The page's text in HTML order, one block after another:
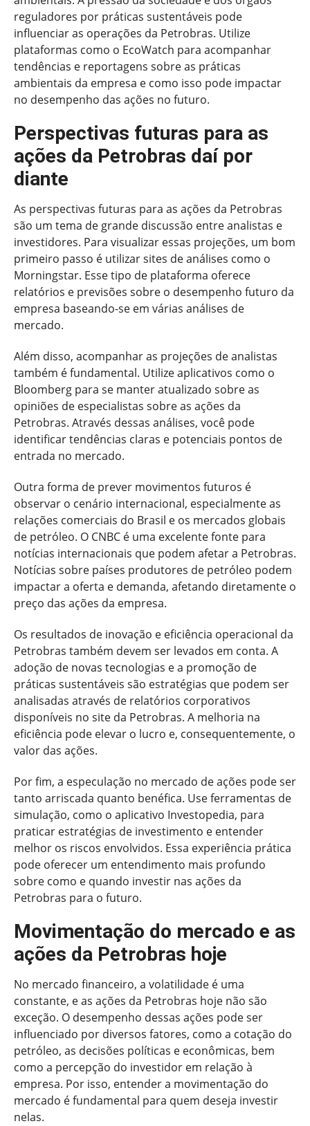
reguladores por práticas sustentáveis pode
influenciar as operações da Petrobras. Utilize
plataformas como o EcoWatch para acompanhar
tendências e reportagens sobre as práticas
ambientais da empresa e como isso pode impactar
no desempenho das ações no futuro.
Perspectivas futuras para as
ações da Petrobras daí por
diante
As perspectivas futuras para as ações da Petrobras
são um tema de grande discussão entre analistas e
investidores. Para visualizar essas projeções, um bom
primeiro passo é utilizar sites de análises como o
Morningstar. Esse tipo de plataforma oferece
relatórios e previsões sobre o desempenho futuro da
empresa baseando-se em várias análises de
mercado.
Além disso, acompanhar as projeções de analistas
também é fundamental. Utilize aplicativos como o
Bloomberg para se manter atualizado sobre as
opiniões de especialistas sobre as ações da
Petrobras. Através dessas análises, você pode
identificar tendências claras e potenciais pontos de
entrada no mercado.
Outra forma de prever movimentos futuros é
observar o cenário internacional, especialmente as
relações comerciais do Brasil e os mercados globais
de petróleo. O CNBC é uma excelente fonte para
notícias internacionais que podem afetar a Petrobras.
Notícias sobre países produtores de petróleo podem
impactar a oferta e demanda, afetando diretamente o
preço das ações da empresa.
Os resultados de inovação e eficiência operacional da
Petrobras também devem ser levados em conta. A
adoção de novas tecnologias e a promoção de
práticas sustentáveis são estratégias que podem ser
analisadas através de relatórios corporativos
disponíveis no site da Petrobras. A melhoria na
eficiência pode elevar o lucro e, consequentemente, o
valor das ações.
Por fim, a especulação no mercado de ações pode ser
tanto arriscada quanto benéfica. Use ferramentas de
simulação, como o aplicativo Investopedia, para
praticar estratégias de investimento e entender
melhor os riscos envolvidos. Essa experiência prática
pode oferecer um entendimento mais profundo
sobre como e quando investir nas ações da
Petrobras para o futuro.
Movimentação do mercado e as
ações da Petrobras hoje
No mercado financeiro, a volatilidade é uma
constante, e as ações da Petrobras hoje não são
exceção. O desempenho dessas ações pode ser
influenciado por diversos fatores, como a cotação do
petróleo, as decisões políticas e econômicas, bem
como a percepção do investidor em relação à
empresa. Por isso, entender a movimentação do
mercado é fundamental para quem deseja investir
nelas.